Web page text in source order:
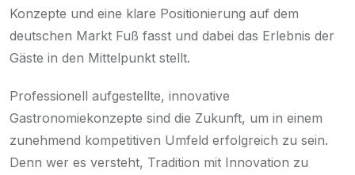
Konzepte und eine klare Positionierung auf dem
deutschen Markt Fuß fasst und dabei das Erlebnis der
Gäste in den Mittelpunkt stellt.
Professionell aufgestellte, innovative
Gastronomiekonzepte sind die Zukunft, um in einem
zunehmend kompetitiven Umfeld erfolgreich zu sein.
Denn wer es versteht, Tradition mit Innovation zu